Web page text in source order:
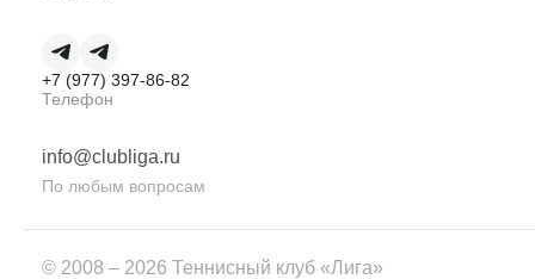
+7 (977) 397-86-82
Телефон
info@clubliga.ru
По любым вопросам
© 2008 – 2026 Теннисный клуб «Лига»